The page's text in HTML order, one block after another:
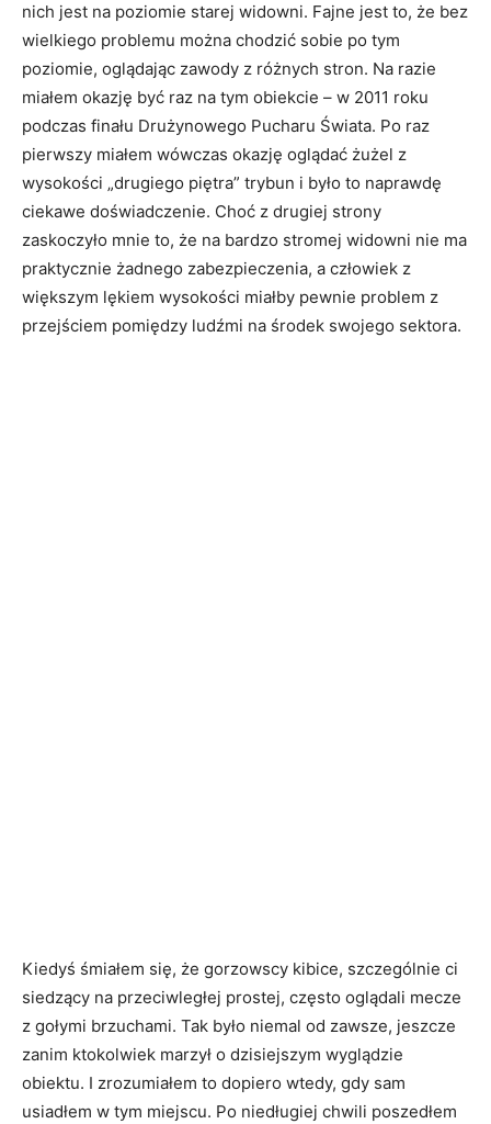
nich jest na poziomie starej widowni. Fajne jest to, że bez
wielkiego problemu można chodzić sobie po tym
poziomie, oglądając zawody z różnych stron. Na razie
miałem okazję być raz na tym obiekcie – w 2011 roku
podczas finału Drużynowego Pucharu Świata. Po raz
pierwszy miałem wówczas okazję oglądać żużel z
wysokości „drugiego piętra” trybun i było to naprawdę
ciekawe doświadczenie. Choć z drugiej strony
zaskoczyło mnie to, że na bardzo stromej widowni nie ma
praktycznie żadnego zabezpieczenia, a człowiek z
większym lękiem wysokości miałby pewnie problem z
przejściem pomiędzy ludźmi na środek swojego sektora.
Kiedyś śmiałem się, że gorzowscy kibice, szczególnie ci
siedzący na przeciwległej prostej, często oglądali mecze
z gołymi brzuchami. Tak było niemal od zawsze, jeszcze
zanim ktokolwiek marzył o dzisiejszym wyglądzie
obiektu. I zrozumiałem to dopiero wtedy, gdy sam
usiadłem w tym miejscu. Po niedługiej chwili poszedłem